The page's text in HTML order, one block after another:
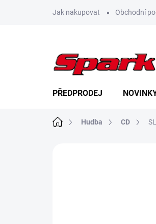
Jak nakupovat Obchodní
PŘEDPRODEJ
Domů Hudba CD